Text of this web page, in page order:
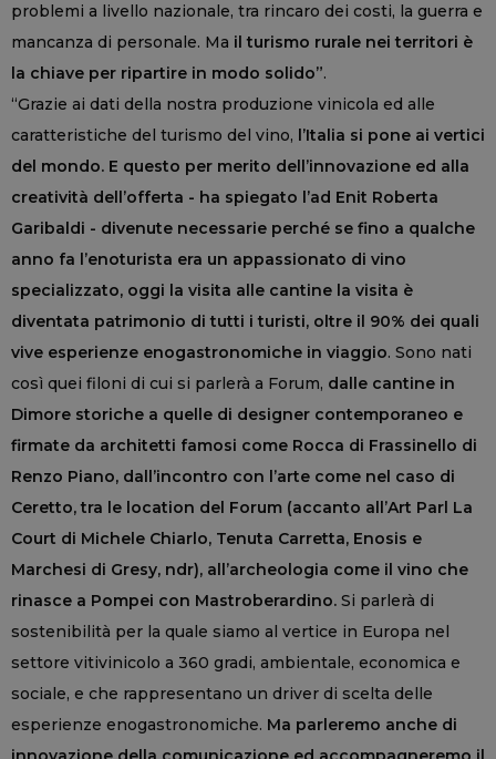
problemi a livello nazionale, tra rincaro dei costi, la guerra e
mancanza di personale. Ma il turismo rurale nei territori è
la chiave per ripartire in modo solido”.
“Grazie ai dati della nostra produzione vinicola ed alle
caratteristiche del turismo del vino, l’Italia si pone ai vertici
del mondo. E questo per merito dell’innovazione ed alla
creatività dell’offerta - ha spiegato l’ad Enit Roberta
Garibaldi - divenute necessarie perché se fino a qualche
anno fa l’enoturista era un appassionato di vino
specializzato, oggi la visita alle cantine la visita è
diventata patrimonio di tutti i turisti, oltre il 90% dei quali
vive esperienze enogastronomiche in viaggio. Sono nati
così quei filoni di cui si parlerà a Forum, dalle cantine in
Dimore storiche a quelle di designer contemporaneo e
firmate da architetti famosi come Rocca di Frassinello di
Renzo Piano, dall’incontro con l’arte come nel caso di
Ceretto, tra le location del Forum (accanto all’Art Parl La
Court di Michele Chiarlo, Tenuta Carretta, Enosis e
Marchesi di Gresy, ndr), all’archeologia come il vino che
rinasce a Pompei con Mastroberardino. Si parlerà di
sostenibilità per la quale siamo al vertice in Europa nel
settore vitivinicolo a 360 gradi, ambientale, economica e
sociale, e che rappresentano un driver di scelta delle
esperienze enogastronomiche. Ma parleremo anche di